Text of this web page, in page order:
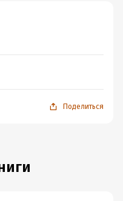
Поделиться